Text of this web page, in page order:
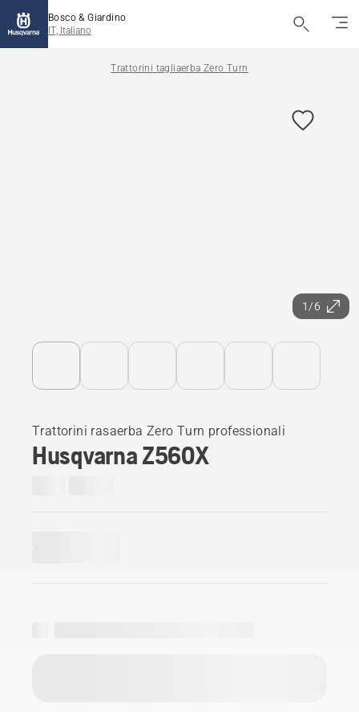
Bosco & Giardino
IT, Italiano
Trattorini tagliaerba Zero Turn
1/6
Trattorini rasaerba Zero Turn professionali
Husqvarna Z560X